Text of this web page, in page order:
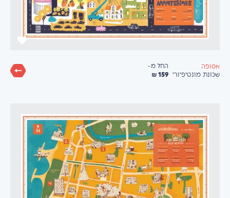
אסופה
שכונת מונטיפיורי
החל מ-
159 ₪